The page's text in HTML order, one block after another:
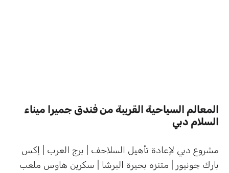
المعالم السياحية القريبة من فندق جميرا ميناء
السلام دبي
مشروع دبي لإعادة تأهيل السلاحف | برج العرب | إكس
بارك جونيور | متنزه بحيرة البرشا | سكرين هاوس ملعب